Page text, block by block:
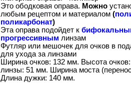
Это ободковая оправа. Можно
любым рецептом и материалом (
поликарбонат)
Эта оправа подойдет к
прогрессивным линзам
Футляр или мешочек для очков в
для ухода за линзами
Ширина очков: 132 мм. Высота
линзы: 51 мм. Ширина моста
Длина дужки: 140 мм.